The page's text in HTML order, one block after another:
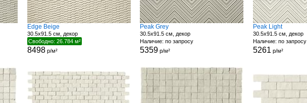
Edge Beige
30.5x91.5 см, декор
Свободно: 26.784 м²
8498р/м²
Peak Grey
30.5x91.5 см, декор
Наличие: по запросу
5359 р/м²
Peak Light
30.5x91.5 см, декор
Наличие: по запросу
5261 р/м²